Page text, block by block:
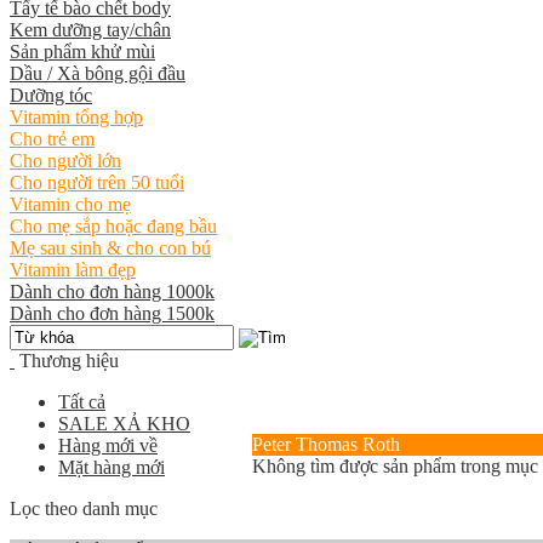
Tẩy tế bào chết body
Kem dưỡng tay/chân
Sản phẩm khử mùi
Dầu / Xà bông gội đầu
Dưỡng tóc
Vitamin tổng hợp
Cho trẻ em
Cho người lớn
Cho người trên 50 tuổi
Vitamin cho mẹ
Cho mẹ sắp hoặc đang bầu
Mẹ sau sinh & cho con bú
Vitamin làm đẹp
Dành cho đơn hàng 1000k
Dành cho đơn hàng 1500k
Thương hiệu
Tất cả
SALE XẢ KHO
Hàng mới về
Mặt hàng mới
Lọc theo danh mục
Peter Thomas Roth
Không tìm được sản phẩm trong mục